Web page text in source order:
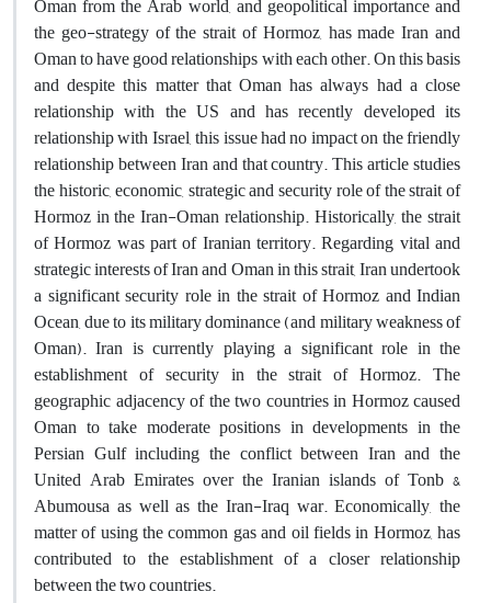
the geo-strategy of the strait of Hormoz, has made Iran and
Oman to have good relationships with each other. On this basis
and despite this matter that Oman has always had a close
relationship with the US and has recently developed its
relationship with Israel, this issue had no impact on the friendly
relationship between Iran and that country. This article studies
the historic, economic, strategic and security role of the strait of
Hormoz in the Iran-Oman relationship. Historically, the strait
of Hormoz was part of Iranian territory. Regarding vital and
strategic interests of Iran and Oman in this strait, Iran undertook
a significant security role in the strait of Hormoz and Indian
Ocean, due to its military dominance (and military weakness of
Oman). Iran is currently playing a significant role in the
establishment of security in the strait of Hormoz. The
geographic adjacency of the two countries in Hormoz caused
Oman to take moderate positions in developments in the
Persian Gulf including the conflict between Iran and the
United Arab Emirates over the Iranian islands of Tonb &
Abumousa as well as the Iran-Iraq war. Economically, the
matter of using the common gas and oil fields in Hormoz, has
contributed to the establishment of a closer relationship
between the two countries.